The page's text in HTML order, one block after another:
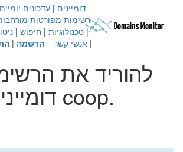
דומיינים | עדכונים יומיים
רשימות מפורטות
| טכנולוגיות | חיפוש |
| אנשי קשר הרשמה |
להוריד את
.coop דומיינים